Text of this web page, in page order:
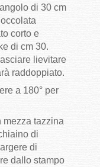
di 30 cm
corto e
di cm 30.
lievitare
raddoppiato.
a 180° per
mezza tazzina
di
di
dallo stampo